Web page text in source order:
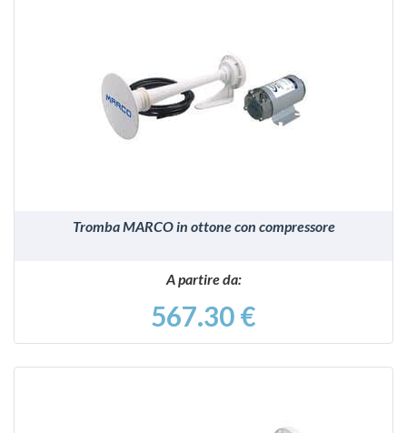
VEDI
Tromba MARCO in ottone con compressore
A partire da:
567.30 €